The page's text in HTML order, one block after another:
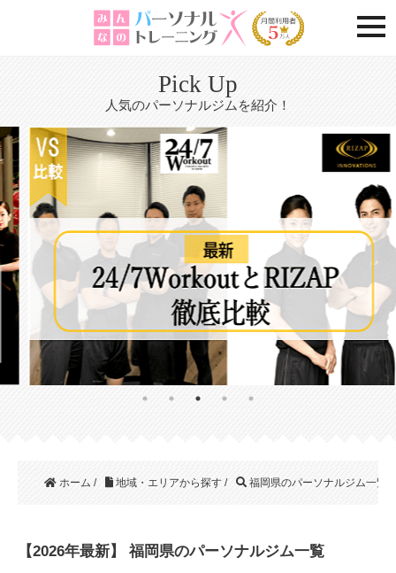
Pick Up
人気のパーソナルジムを紹介！
ホーム / 地域・エリアから探す / 福岡県のパーソナルジム一覧
【2026年最新】 福岡県のパーソナルジム一覧